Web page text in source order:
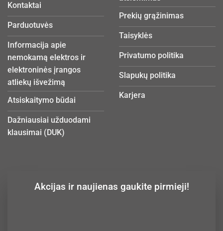
Kontaktai
Parduotuvės
Informacija apie
nemokamą elektros ir
elektroninės įrangos
atliekų išvežimą
Atsiskaitymo būdai
Dažniausiai užduodami
klausimai (DUK)
Prekių grąžinimas
Taisyklės
Privatumo politika
Slapukų politika
Karjera
Akcijas ir naujienas gaukite pirmieji!